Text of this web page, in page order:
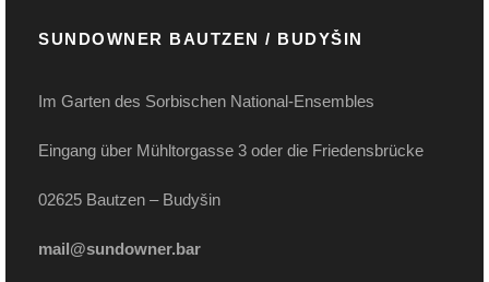
SUNDOWNER BAUTZEN / BUDYŠIN
Im Garten des Sorbischen National-Ensembles
Eingang über Mühltorgasse 3 oder die Friedensbrücke
02625 Bautzen – Budyšin
mail@sundowner.bar